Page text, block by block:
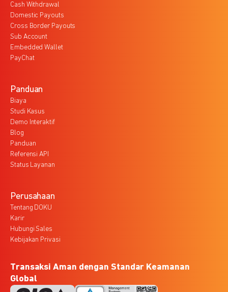
Cash Withdrawal
Domestic Payouts
Cross Border Payouts
Sub Account
Embedded Wallet
PayChat
Panduan
Biaya
Studi Kasus
Demo Interaktif
Blog
Panduan
Referensi API
Status Layanan
Perusahaan
Tentang DOKU
Karir
Hubungi Sales
Kebijakan Privasi
Transaksi Aman dengan Standar Keamanan
Global